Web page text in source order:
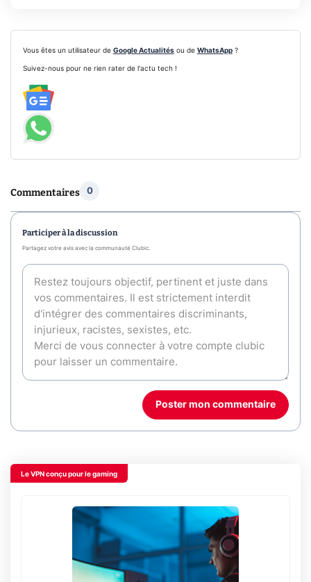
Vous êtes un utilisateur de Google Actualitésou de WhatsApp?
Suivez-nous pour ne rien rater de l'actu tech !
Commentaires 0
Participer à la discussion
Partagez votre avis avec la communauté Clubic.
Poster mon commentaire
Le VPN conçu pour le gaming